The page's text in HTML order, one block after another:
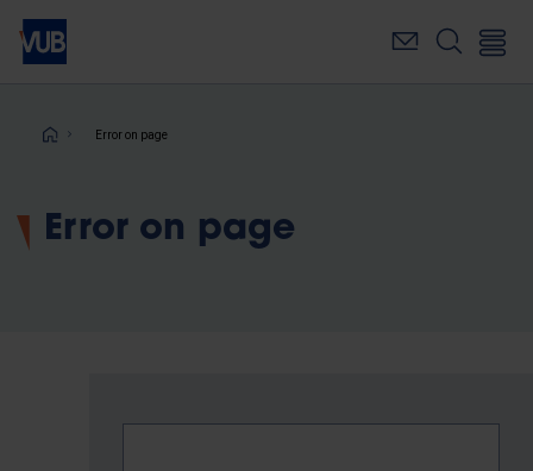
Skip
main
Breadcrumb
Error on page
Error on page